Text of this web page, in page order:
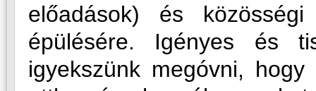
előadások) és
épülésére. Igényes és
igyekszünk megóvni,